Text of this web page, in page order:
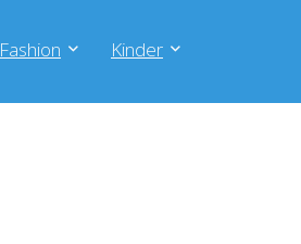
Fashion Kinder